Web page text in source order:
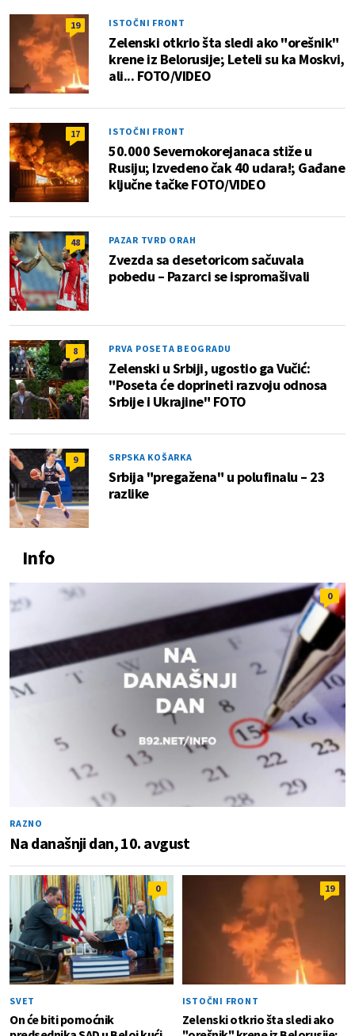
19 ISTOČNI FRONT
Zelenski otkrio šta sledi ako "orešnik"
krene iz Belorusije; Leteli su ka Moskvi,
ali... FOTO/VIDEO
17 ISTOČNI FRONT
50.000 Severnokorejanaca stiže u
Rusiju; Izvedeno čak 40 udara!; Gađane
ključne tačke FOTO/VIDEO
48 PAZAR TVRD ORAH
Zvezda sa desetoricom sačuvala
pobedu – Pazarci se ispromašivali
8 PRVA POSETA BEOGRADU
Zelenski u Srbiji, ugostio ga Vučić:
"Poseta će doprineti razvoju odnosa
Srbije i Ukrajine" FOTO
9 SRPSKA KOŠARKA
Srbija "pregažena" u polufinalu – 23
razlike
Info
0
RAZNO
Na današnji dan, 10. avgust
0
SVET
On će biti pomoćnik
19
ISTOČNI FRONT
Zelenski otkrio šta sledi ako